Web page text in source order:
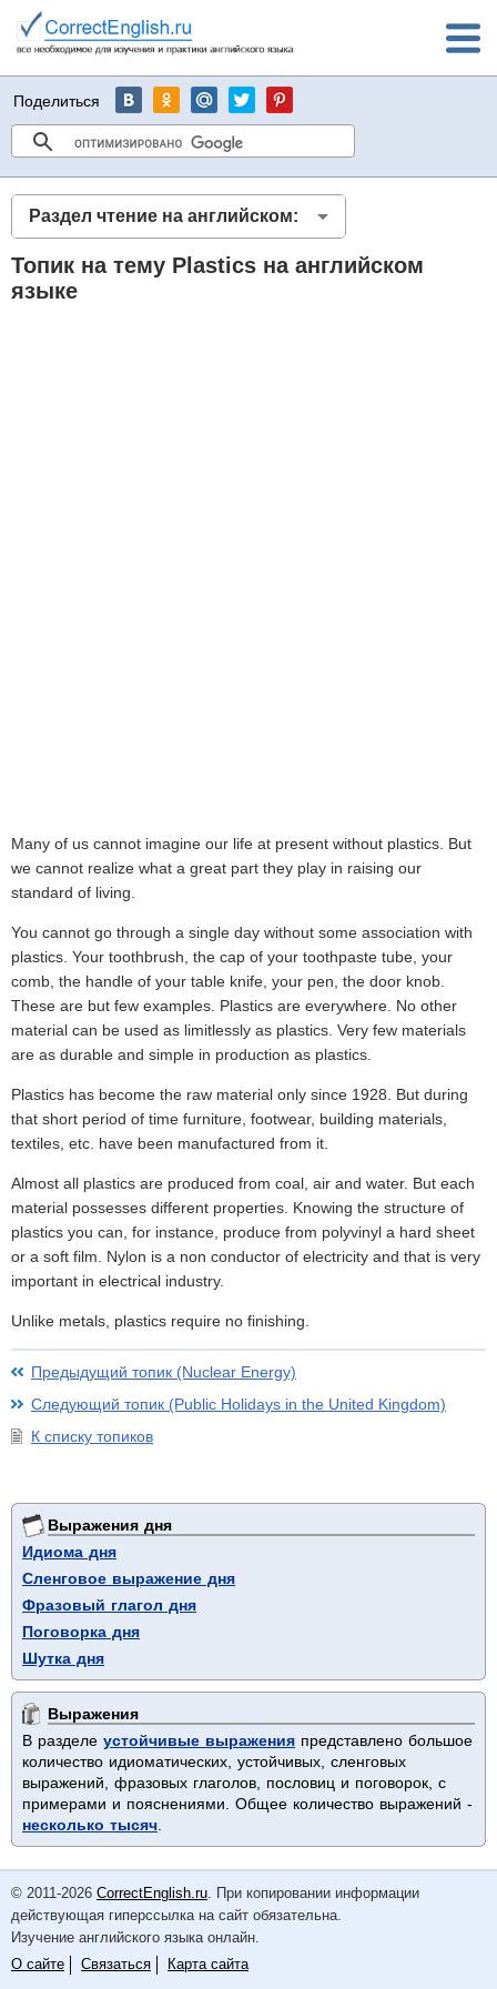
Поделиться
Раздел чтение на английском:
Топик на тему Plastics на английском
языке
Many of us cannot imagine our life at present without plastics. But
we cannot realize what a great part they play in raising our
standard of living.
You cannot go through a single day without some association with
plastics. Your toothbrush, the cap of your toothpaste tube, your
comb, the handle of your table knife, your pen, the door knob.
These are but few examples. Plastics are everywhere. No other
material can be used as limitlessly as plastics. Very few materials
are as durable and simple in production as plastics.
Plastics has become the raw material only since 1928. But during
that short period of time furniture, footwear, building materials,
textiles, etc. have been manufactured from it.
Almost all plastics are produced from coal, air and water. But each
material possesses different properties. Knowing the structure of
plastics you can, for instance, produce from polyvinyl a hard sheet
or a soft film. Nylon is a non conductor of electricity and that is very
important in electrical industry.
Unlike metals, plastics require no finishing.
Предыдущий топик (Nuclear Energy)
Следующий топик (Public Holidays in the United Kingdom)
К списку топиков
Выражения дня
Идиома дня
Сленговое выражение дня
Фразовый глагол дня
Поговорка дня
Шутка дня
Выражения
В разделе устойчивые выражения представлено большое
количество идиоматических, устойчивых, сленговых
выражений, фразовых глаголов, пословиц и поговорок, с
примерами и пояснениями. Общее количество выражений -
несколько тысяч.
© 2011-2026 CorrectEnglish.ru. При копировании информации
действующая гиперссылка на сайт обязательна.
Изучение английского языка онлайн.
О сайте
Связаться Карта сайта